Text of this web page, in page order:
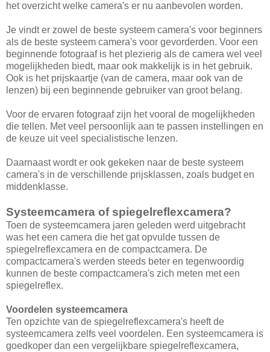
het overzicht welke camera's er nu aanbevolen worden.
Je vindt er zowel de beste systeem camera's voor beginners
als de beste systeem camera's voor gevorderden. Voor een
beginnende fotograaf is het plezierig als de camera wel veel
mogelijkheden biedt, maar ook makkelijk is in het gebruik.
Ook is het prijskaartje (van de camera, maar ook van de
lenzen) bij een beginnende gebruiker van groot belang.
Voor de ervaren fotograaf zijn het vooral de mogelijkheden
die tellen. Met veel persoonlijk aan te passen instellingen en
de keuze uit veel specialistische lenzen.
Daarnaast wordt er ook gekeken naar de beste systeem
camera's in de verschillende prijsklassen, zoals budget en
middenklasse.
Systeemcamera of spiegelreflexcamera?
Toen de systeemcamera jaren geleden werd uitgebracht
was het een camera die het gat opvulde tussen de
spiegelreflexcamera en de compactcamera. De
compactcamera's werden steeds beter en tegenwoordig
kunnen de beste compactcamera's zich meten met een
spiegelreflex.
Voordelen systeemcamera
Ten opzichte van de spiegelreflexcamera's heeft de
systeemcamera zelfs veel voordelen. Een systeemcamera is
goedkoper dan een vergelijkbare spiegelreflexcamera,